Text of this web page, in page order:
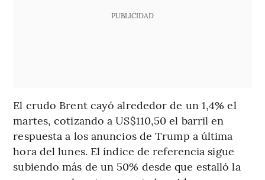
PUBLICIDAD
El crudo Brent cayó alrededor de un 1,4% el
martes, cotizando a US$110,50 el barril en
respuesta a los anuncios de Trump a última
hora del lunes. El índice de referencia sigue
subiendo más de un 50% desde que estalló la